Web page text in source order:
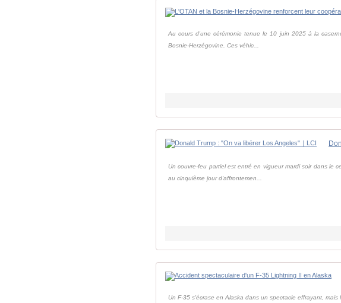
Au cours d'une cérémonie tenue le 10 juin 2025 à la
Bosnie-Herzégovine. Ces véhic...
Un couvre-feu partiel est entré en vigueur mardi soir dans le
au cinquième jour d'affrontemen...
Un F-35 s'écrase en Alaska dans un spectacle effrayant, mais